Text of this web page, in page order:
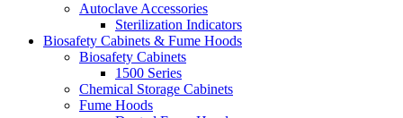
Autoclave Accessories
Sterilization Indicators
Biosafety Cabinets & Fume Hoods
Biosafety Cabinets
1500 Series
Chemical Storage Cabinets
Fume Hoods